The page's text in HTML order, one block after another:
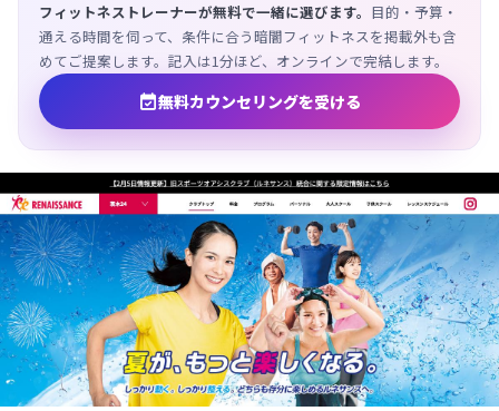
フィットネストレーナーが無料で一緒に選びます。 目的・予算・
通える時間を伺って、条件に合う暗闇フィットネスを掲載外も含
めてご提案します。記入は1分ほど、オンラインで完結します。
無料カウンセリングを受ける